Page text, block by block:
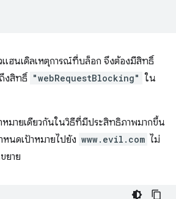
แฮนเดิลเหตุการณ์ที่บล็อก จึงต้องมีสิทธิ์
งสิทธิ์ "webRequestBlocking" ใน
หมายเดียวกันในวิธีที่มีประสิทธิภาพมากขึ้น
หนดเป้าหมายไปยัง www.evil.com ไม่
ยาย